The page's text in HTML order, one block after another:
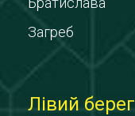
Загреб
Лівий берег